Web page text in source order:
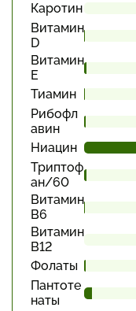
Каротин
Витамин
D
Витамин
Е
Тиамин
Рибофл
авин
Ниацин
Триптоф
ан/60
Витамин
В6
Витамин
В12
Фолаты
Пантоте
наты